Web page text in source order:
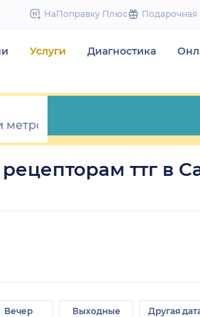
to
НаПоправку Плюс Подарочная
Услуги Диагностика
ттг в
Вечер
Выходные
Другая